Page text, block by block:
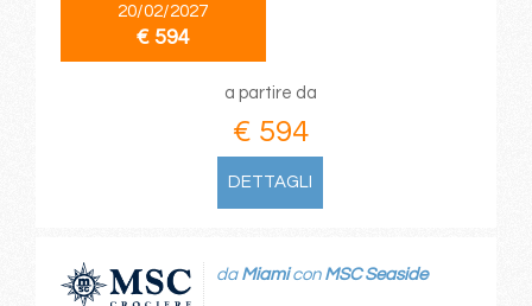
20/02/2027
€ 594
a partire da
€ 594
DETTAGLI
da Miamicon MSC Seaside